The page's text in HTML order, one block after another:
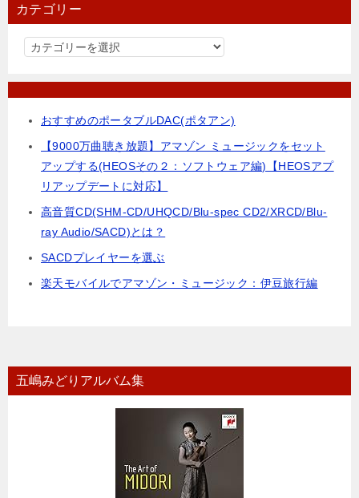
カテゴリー
カ
ゴ
ー
おすすめのポータブルDAC(ポタアン)
【9000万曲聴き放題】アマゾン ミュージックをセット
アップする(HEOSその２：ソフトウェア編)【HEOSアプ
リアップデートに対応】
高音質CD(SHM-CD/UHQCD/Blu-spec CD2/XRCD/Blu-
ray Audio/SACD)とは？
SACDプレイヤーを選ぶ
楽天モバイルでアマゾン・ミュージック：伊豆旅行編
五嶋みどりアルバム集